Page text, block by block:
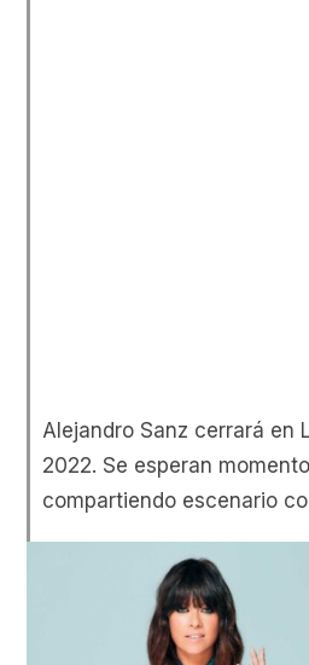
Alejandro Sanz cerrará en
2022. Se esperan
compartiendo escenario